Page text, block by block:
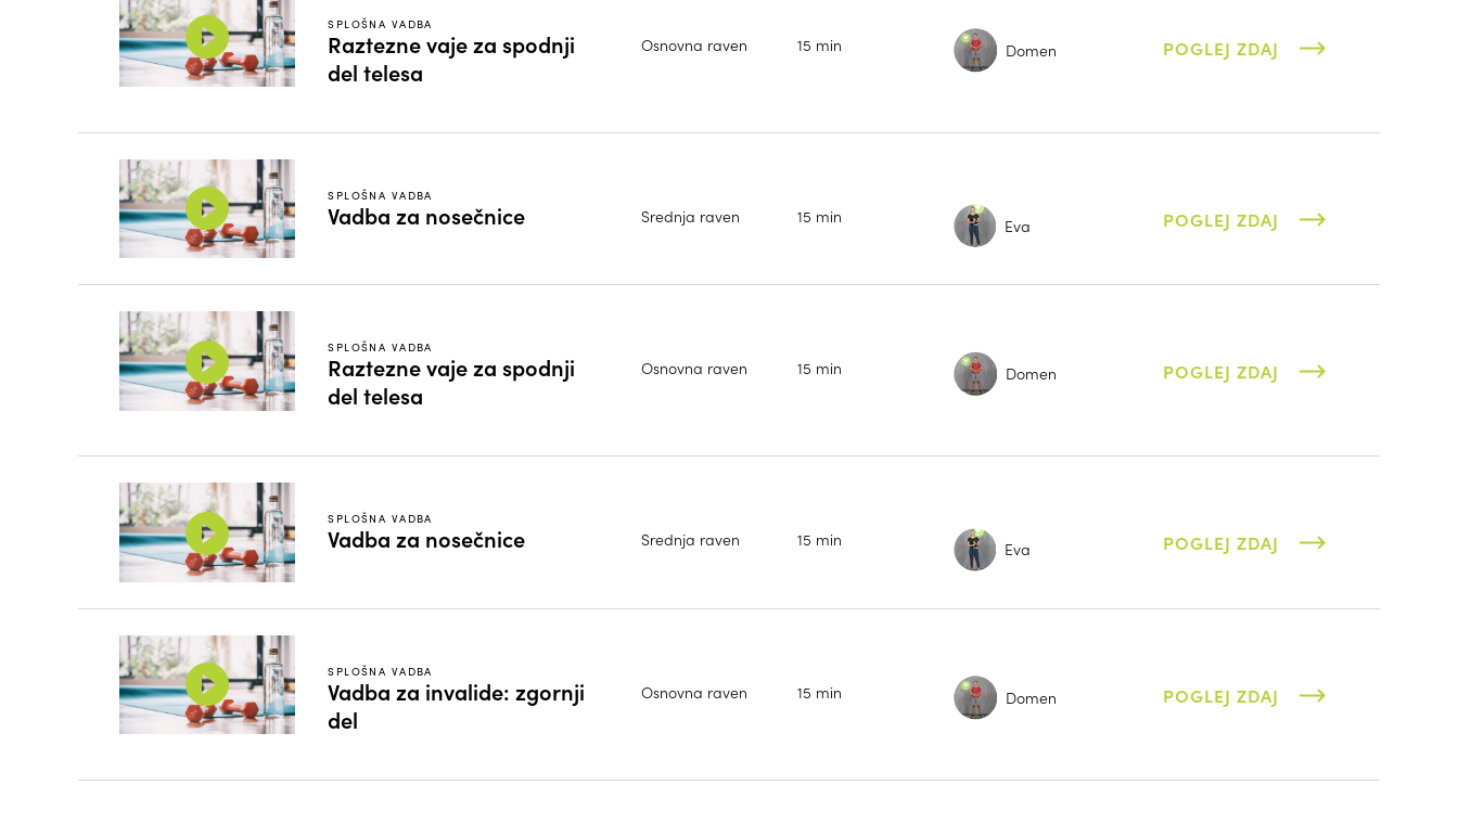
SPLOŠNA VADBA
Raztezne vaje za spodnji
del telesa
Osnovna raven 15 min Domen POGLEJ ZDAJ
SPLOŠNA VADBA
Vadba za nosečnice Srednja raven 15 min Eva POGLEJ ZDAJ
SPLOŠNA VADBA
Raztezne vaje za spodnji
del telesa
Osnovna raven 15 min Domen POGLEJ ZDAJ
SPLOŠNA VADBA
Vadba za nosečnice Srednja raven 15 min Eva POGLEJ ZDAJ
SPLOŠNA VADBA
Vadba za invalide: zgornji
del
Osnovna raven 15 min Domen POGLEJ ZDAJ